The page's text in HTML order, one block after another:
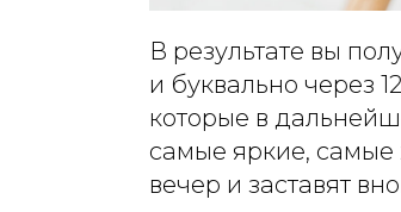
В результате вы
и буквально через
которые в
самые яркие,
вечер и заставят